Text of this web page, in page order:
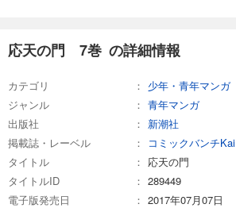
応天の門 7巻 の詳細情報
カテゴリ
少年・青年マンガ
ジャンル
青年マンガ
出版社
新潮社
掲載誌・レーベル
コミックバンチKai
タイトル
応天の門
タイトルID
289449
電子版発売日
2017年07月07日